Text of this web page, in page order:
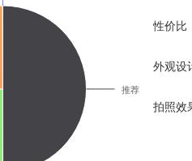
推荐
性价比
外观设
拍照效